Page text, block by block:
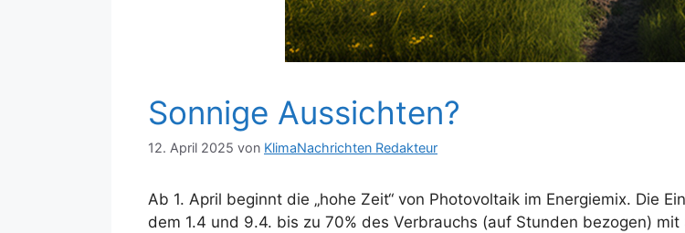
Sonnige Aussichten?
12. April 2025 von KlimaNachrichten Redakteur
Ab 1. April beginnt die „hohe Zeit“ von Photovoltaik im Energiemix. Die
dem 1.4 und 9.4. bis zu 70% des Verbrauchs (auf Stunden bezogen)